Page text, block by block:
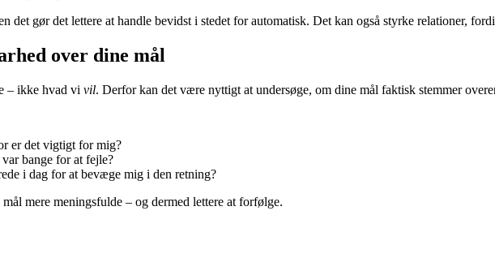
det gør det lettere at handle bevidst i stedet for automatisk. Det kan også styrke relationer,
over dine mål
– ikke hvad vi vil. Derfor kan det være nyttigt at undersøge, om dine mål faktisk stemmer
er det vigtigt for mig?
bange for at fejle?
i dag for at bevæge mig i den retning?
mere meningsfulde – og dermed lettere at forfølge.